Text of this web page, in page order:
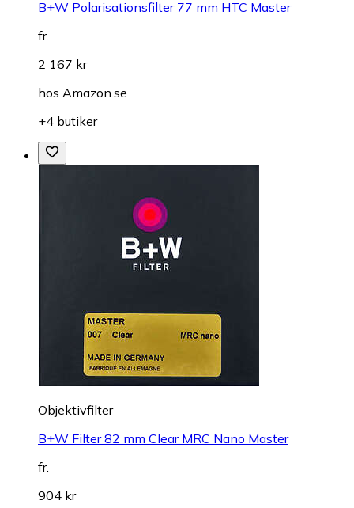
B+W Polarisationsfilter 77 mm HTC Master
fr.
2 167 kr
hos Amazon.se
+4 butiker
Objektivfilter
B+W Filter 82 mm Clear MRC Nano Master
fr.
904 kr